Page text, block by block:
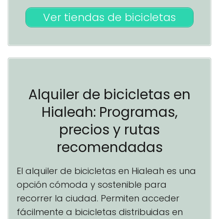
Ver tiendas de bicicletas
Alquiler de bicicletas en
Hialeah: Programas,
precios y rutas
recomendadas
El alquiler de bicicletas en Hialeah es una
opción cómoda y sostenible para
recorrer la ciudad. Permiten acceder
fácilmente a bicicletas distribuidas en